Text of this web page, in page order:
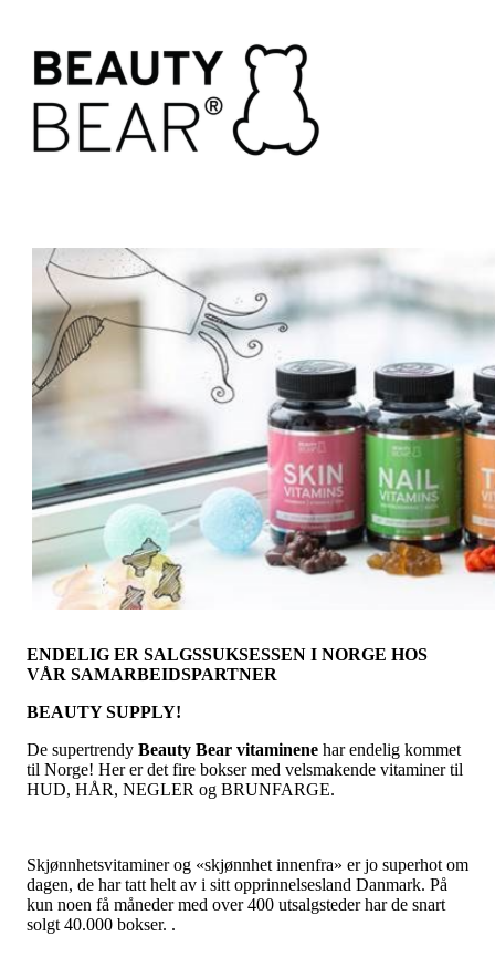
ENDELIG ER SALGSSUKSESSEN I NORGE HOS
VÅR SAMARBEIDSPARTNER
BEAUTY SUPPLY!
De supertrendy Beauty Bear vitaminene har endelig kommet
til Norge! Her er det fire bokser med velsmakende vitaminer til
HUD, HÅR, NEGLER og BRUNFARGE.
Skjønnhetsvitaminer og «skjønnhet innenfra» er jo superhot om
dagen, de har tatt helt av i sitt opprinnelsesland Danmark. På
kun noen få måneder med over 400 utsalgsteder har de snart
solgt 40.000 bokser. .